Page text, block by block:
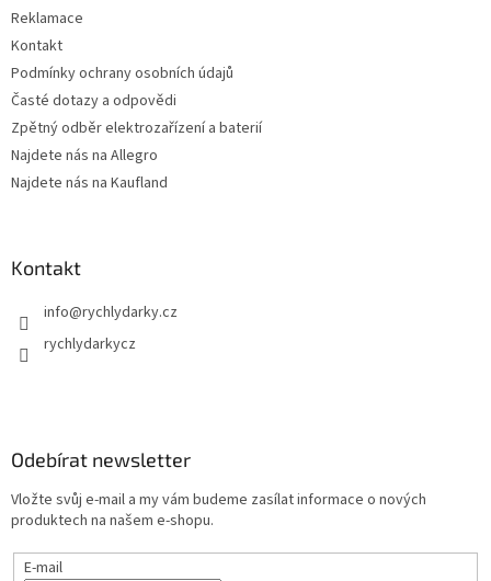
Reklamace
Kontakt
Podmínky ochrany osobních údajů
Časté dotazy a odpovědi
Zpětný odběr elektrozařízení a baterií
Najdete nás na Allegro
Najdete nás na Kaufland
Kontakt
info@rychlydarky.cz
rychlydarkycz
Odebírat newsletter
Vložte svůj e-mail a my vám budeme zasílat informace o nových
produktech na našem e-shopu.
E-mail